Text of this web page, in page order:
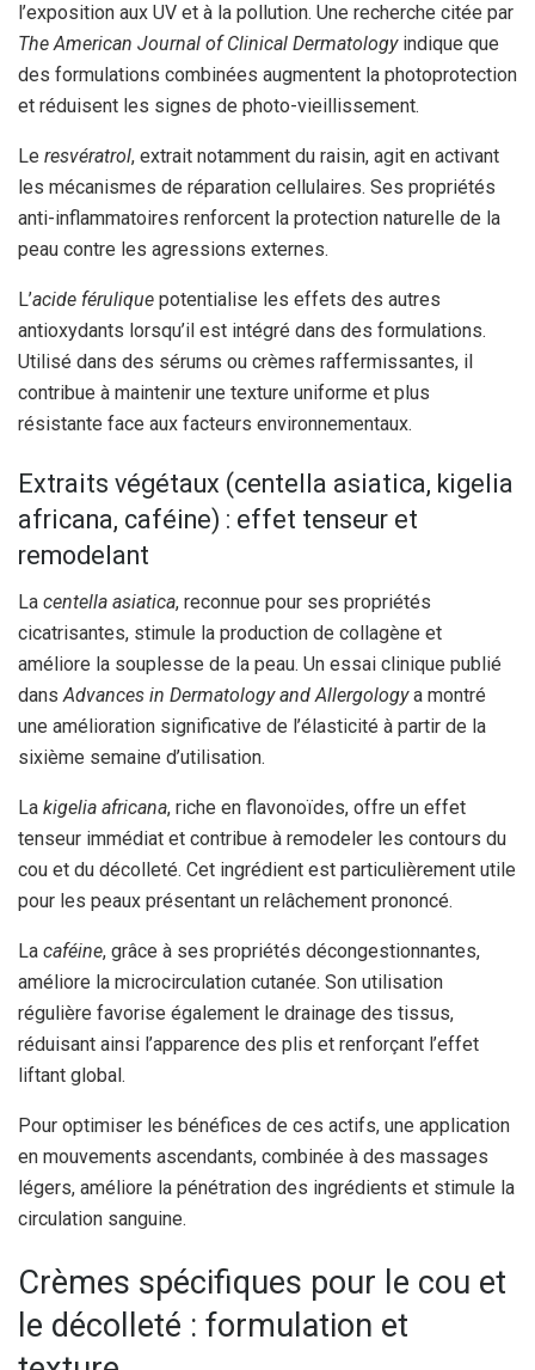
l’exposition aux UV et à la pollution. Une recherche citée par
The American Journal of Clinical Dermatologyindique que
des formulations combinées augmentent la photoprotection
et réduisent les signes de photo-vieillissement.
Le resvératrol, extrait notamment du raisin, agit en activant
les mécanismes de réparation cellulaires. Ses propriétés
anti-inflammatoires renforcent la protection naturelle de la
peau contre les agressions externes.
L’acide férulique potentialise les effets des autres
antioxydants lorsqu’il est intégré dans des formulations.
Utilisé dans des sérums ou crèmes raffermissantes, il
contribue à maintenir une texture uniforme et plus
résistante face aux facteurs environnementaux.
Extraits végétaux (centella asiatica, kigelia
africana, caféine) : effet tenseur et
remodelant
La centella asiatica, reconnue pour ses propriétés
cicatrisantes, stimule la production de collagène et
améliore la souplesse de la peau. Un essai clinique publié
dans Advances in Dermatology and Allergologya montré
une amélioration significative de l’élasticité à partir de la
sixième semaine d’utilisation.
La kigelia africana, riche en flavonoïdes, offre un effet
tenseur immédiat et contribue à remodeler les contours du
cou et du décolleté. Cet ingrédient est particulièrement utile
pour les peaux présentant un relâchement prononcé.
La caféine, grâce à ses propriétés décongestionnantes,
améliore la microcirculation cutanée. Son utilisation
régulière favorise également le drainage des tissus,
réduisant ainsi l’apparence des plis et renforçant l’effet
liftant global.
Pour optimiser les bénéfices de ces actifs, une application
en mouvements ascendants, combinée à des massages
légers, améliore la pénétration des ingrédients et stimule la
circulation sanguine.
Crèmes spécifiques pour le cou et
le décolleté : formulation et